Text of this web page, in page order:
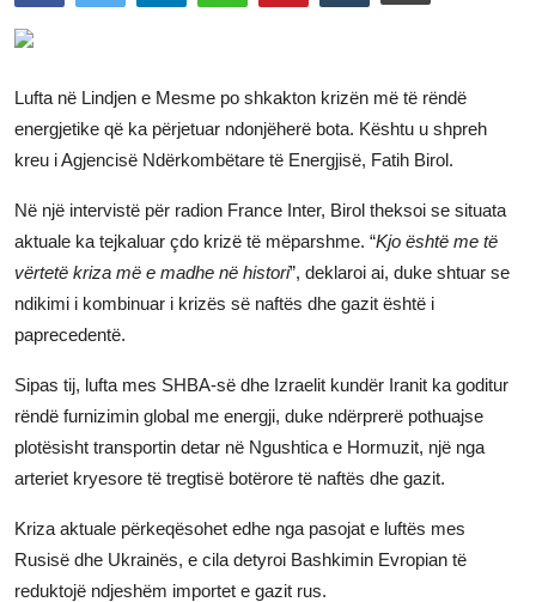
SHOWBIZ
SHENDETI
Gallery
Shqip
Lufta në Lindjen e Mesme po shkakton krizën më të rëndë
energjetike që ka përjetuar ndonjëherë bota. Kështu u shpreh
kreu i Agjencisë Ndërkombëtare të Energjisë, Fatih Birol.
Në një intervistë për radion France Inter, Birol theksoi se situata
aktuale ka tejkaluar çdo krizë të mëparshme. “Kjo është me të
vërtetë kriza më e madhe në histori”, deklaroi ai, duke shtuar se
ndikimi i kombinuar i krizës së naftës dhe gazit është i
paprecedentë.
Sipas tij, lufta mes SHBA-së dhe Izraelit kundër Iranit ka goditur
rëndë furnizimin global me energji, duke ndërprerë pothuajse
plotësisht transportin detar në Ngushtica e Hormuzit, një nga
arteriet kryesore të tregtisë botërore të naftës dhe gazit.
Kriza aktuale përkeqësohet edhe nga pasojat e luftës mes
Rusisë dhe Ukrainës, e cila detyroi Bashkimin Evropian të
reduktojë ndjeshëm importet e gazit rus.